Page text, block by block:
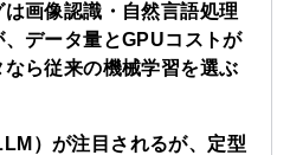
画像認識・自然言語処理
データ量とGPUコストが
ら従来の機械学習を選ぶ
）が注目されるが、定型